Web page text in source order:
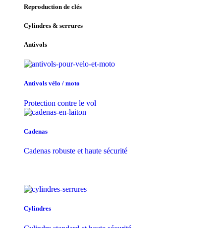
Reproduction de clés
Cylindres & serrures
Antivols
Antivols vélo / moto
Protection contre le vol
Cadenas
Cadenas robuste et haute sécurité
Cylindres